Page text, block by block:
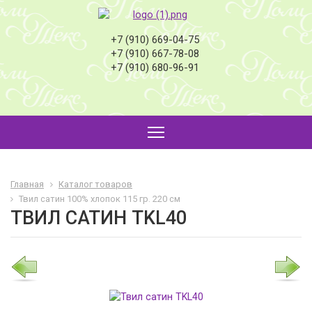
+7 (910) 669-04-75
+7 (910) 667-78-08
+7 (910) 680-96-91
Главная
Каталог товаров
Твил сатин 100% хлопок 115 гр. 220 см
ТВИЛ САТИН TKL40